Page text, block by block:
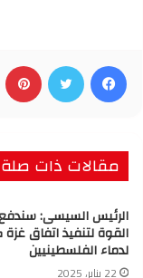
فيسبوك تويتر
مقالات ذات صلة
الرئيس السيسى:
القوة لتنفيذ اتفاق غزة
لدماء الفلسطينيين
22 يناير، 2025